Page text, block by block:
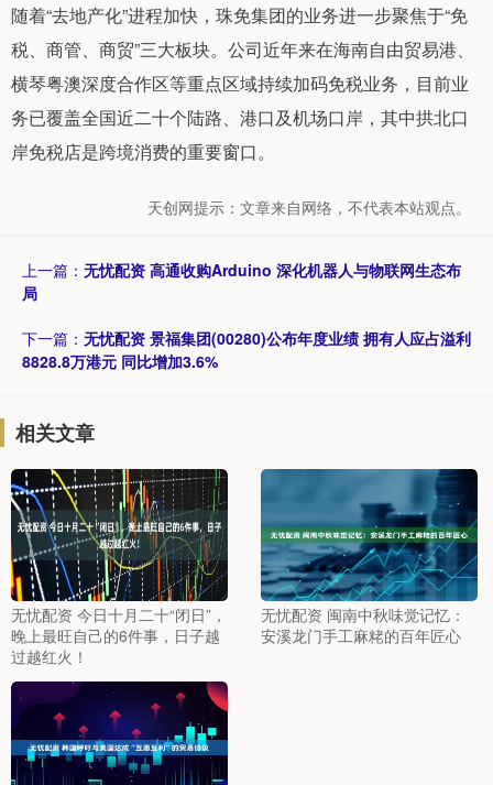
随着“去地产化”进程加快，珠免集团的业务进一步聚焦于“免
税、商管、商贸”三大板块。公司近年来在海南自由贸易港、
横琴粤澳深度合作区等重点区域持续加码免税业务，目前业
务已覆盖全国近二十个陆路、港口及机场口岸，其中拱北口
岸免税店是跨境消费的重要窗口。
天创网提示：文章来自网络，不代表本站观点。
上一篇： 无忧配资 高通收购Arduino 深化机器人与物联网生态布
局
下一篇： 无忧配资 景福集团(00280)公布年度业绩 拥有人应占溢利
8828.8万港元 同比增加3.6%
相关文章
无忧配资 今日十月二十“闭日”，
晚上最旺自己的6件事，日子越
过越红火！
无忧配资 闽南中秋味觉记忆：
安溪龙门手工麻粩的百年匠心